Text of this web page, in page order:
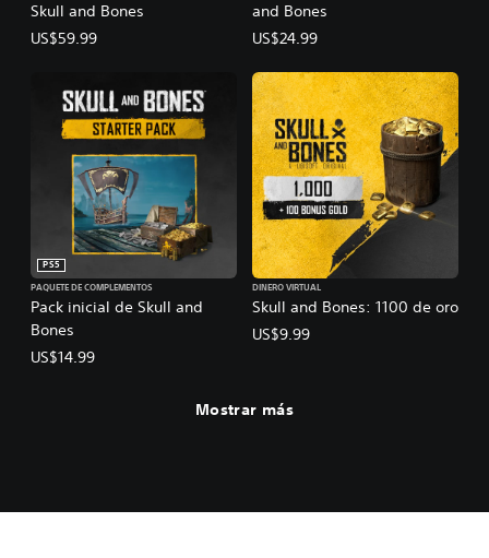
Skull and Bones
US$59.99
and Bones
US$24.99
Pack inicial de Skull and
Bones
PS5
PAQUETE DE COMPLEMENTOS
US$14.99
Skull and Bones: 1100 de oro
DINERO VIRTUAL
US$9.99
Mostrar más